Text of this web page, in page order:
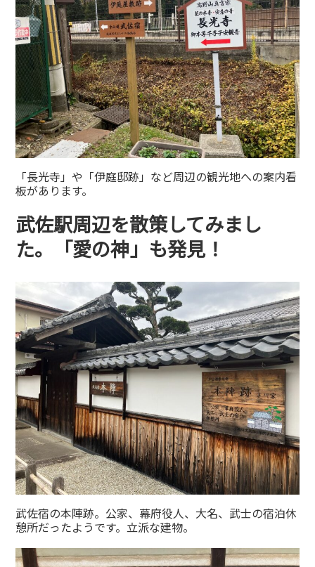
「長光寺」や「伊庭邸跡」など周辺の観光地への案内看
板があります。
武佐駅周辺を散策してみまし
た。「愛の神」も発見！
武佐宿の本陣跡。公家、幕府役人、大名、武士の宿泊休
憩所だったようです。立派な建物。